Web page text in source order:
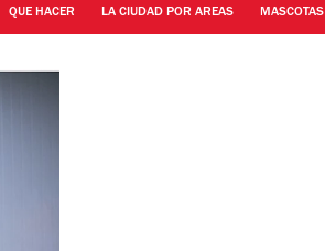
QUE HACER LA CIUDAD POR AREAS MASCOTAS